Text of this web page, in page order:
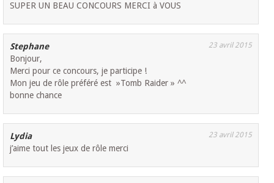
SUPER UN BEAU CONCOURS MERCI à VOUS
Stephane 23 avril 2015
Bonjour,
Merci pour ce concours, je participe !
Mon jeu de rôle préféré est »Tomb Raider » ^^
bonne chance
Lydia 23 avril 2015
j’aime tout les jeux de rôle merci